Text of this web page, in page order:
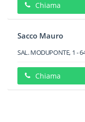
Chiama
Sacco Mauro
SAL. MODUPONTE, 1 -
Chiama